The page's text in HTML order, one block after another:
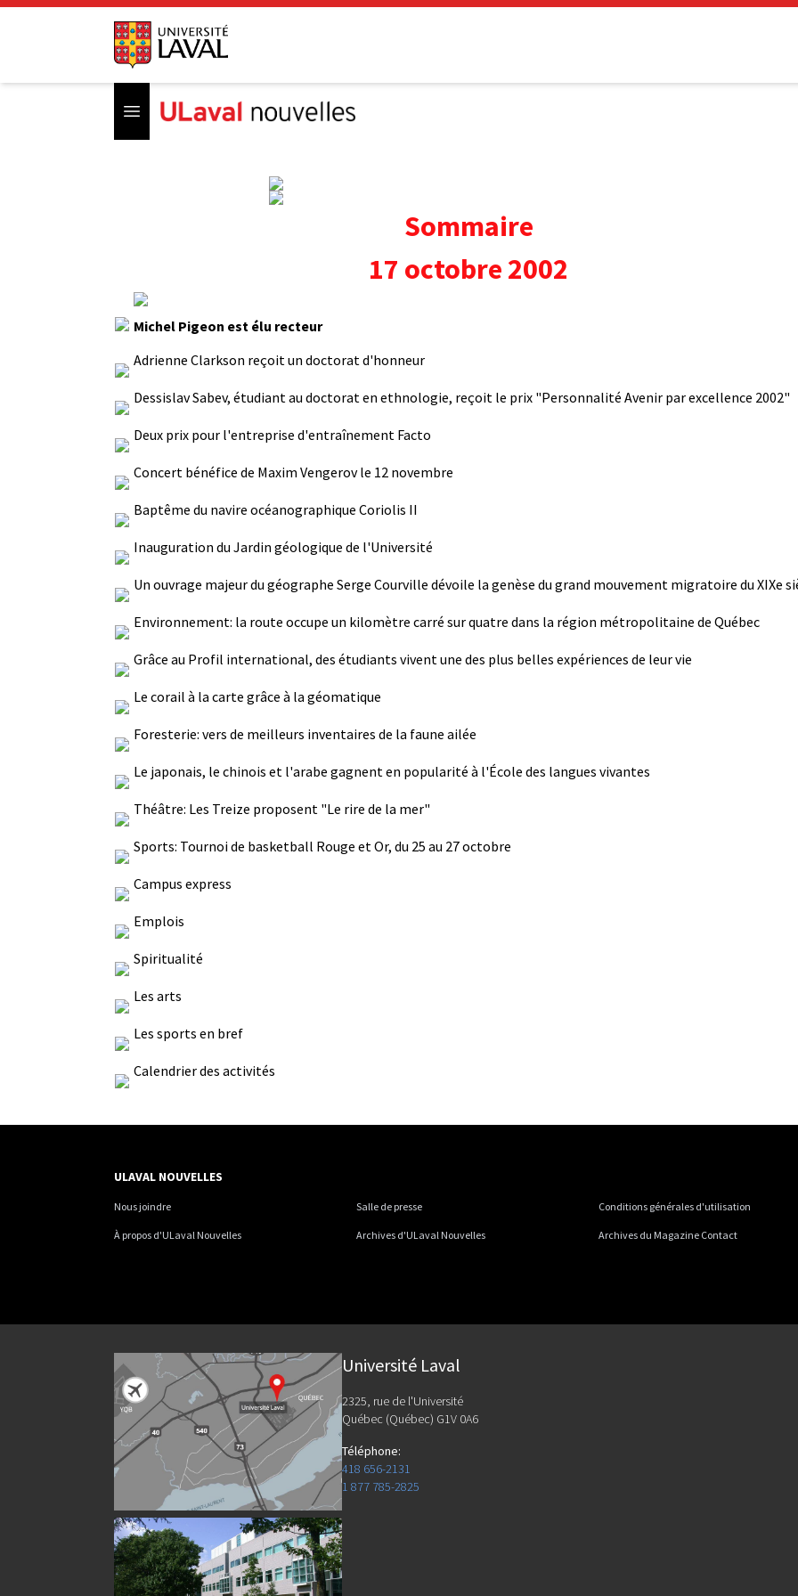
Open menu
Sommaire
17 octobre 2002
Michel Pigeon est élu recteur
Adrienne Clarkson reçoit un doctorat d'honneur
Dessislav Sabev, étudiant au doctorat en ethnologie, reçoit le prix "Personnalité Avenir par excellence 2002"
Deux prix pour l'entreprise d'entraînement Facto
Concert bénéfice de Maxim Vengerov le 12 novembre
Baptême du navire océanographique Coriolis II
Inauguration du Jardin géologique de l'Université
Un ouvrage majeur du géographe Serge Courville dévoile la genèse du grand mouvement migratoire du XIXe
Environnement: la route occupe un kilomètre carré sur quatre dans la région métropolitaine de Québec
Grâce au Profil international, des étudiants vivent une des plus belles expériences de leur vie
Le corail à la carte grâce à la géomatique
Foresterie: vers de meilleurs inventaires de la faune ailée
Le japonais, le chinois et l'arabe gagnent en popularité à l'École des langues vivantes
Théâtre: Les Treize proposent "Le rire de la mer"
Sports: Tournoi de basketball Rouge et Or, du 25 au 27 octobre
Campus express
Emplois
Spiritualité
Les arts
Les sports en bref
Calendrier des activités
ULAVAL NOUVELLES
Nous joindre Salle de presse Conditions générales d'utilisation
À propos d'ULaval Nouvelles Archives d'ULaval Nouvelles Archives du Magazine Contact
Université Laval
2325, rue de l'Université
Québec (Québec) G1V 0A6
Téléphone:
418 656-2131
1 877 785-2825